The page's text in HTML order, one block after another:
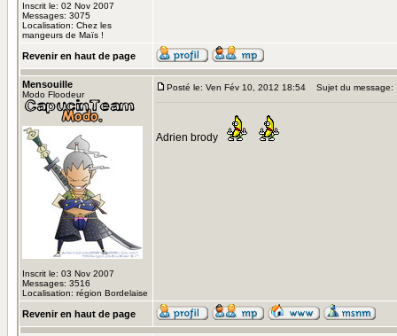
Inscrit le: 02 Nov 2007
Messages: 3075
Localisation: Chez les
mangeurs de Maïs !
Revenir en haut de page
Mensouille
Modo Floodeur
Inscrit le: 03 Nov 2007
Messages: 3516
Localisation: région Bordelaise
Posté le: Ven Fév 10, 2012 18:54 Sujet du message:
Adrien brody
Revenir en haut de page